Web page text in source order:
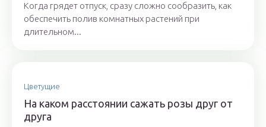
Когда грядет отпуск, сразу сложно сообразить, как
обеспечить полив комнатных растений при
длительном...
Цветущие
На каком расстоянии сажать розы друг от
друга